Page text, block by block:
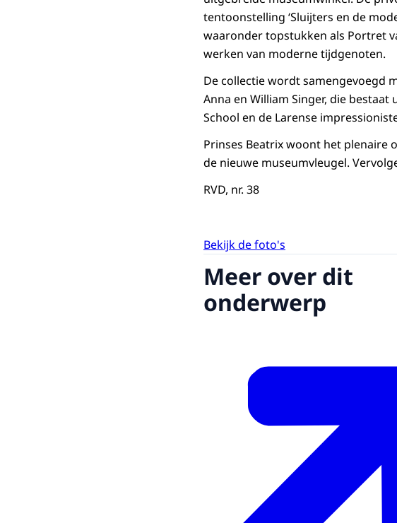
tentoonstelling ‘Sluijters en de
waaronder topstukken als Portret
werken van moderne tijdgenoten.
De collectie wordt samengevoegd
Anna en William Singer, die
School en de Larense
Prinses Beatrix woont het plenaire
de nieuwe museumvleugel.
RVD, nr. 38
Bekijk de foto's
Meer over dit
onderwerp